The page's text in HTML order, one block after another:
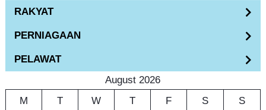
c
h
RAKYAT
PERNIAGAAN
PELAWAT
August 2026
M
T W T F S S